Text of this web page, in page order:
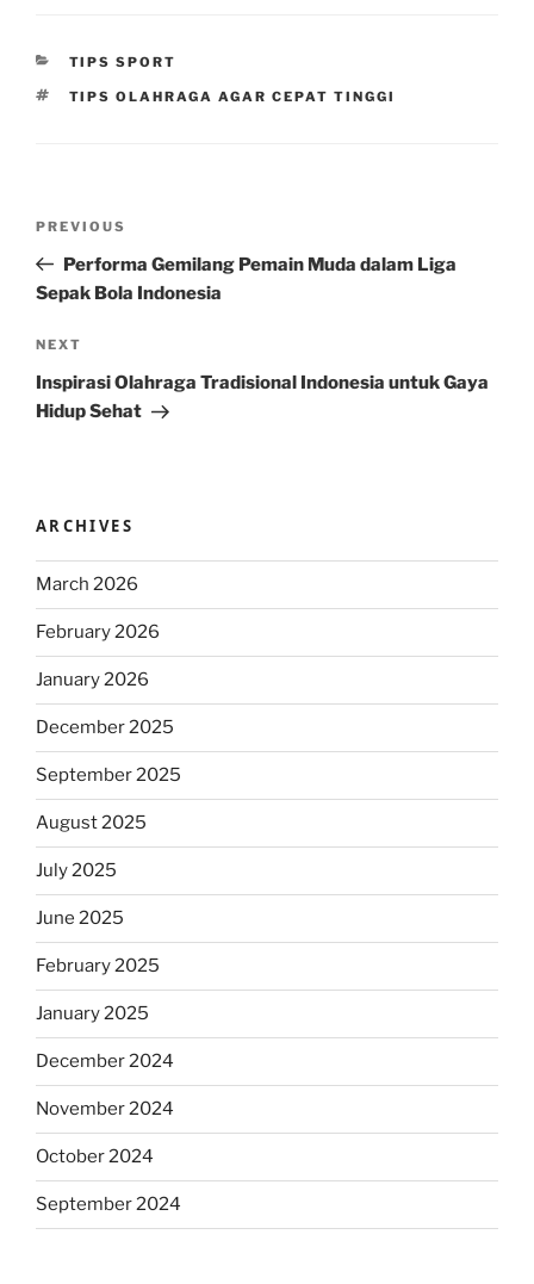
CATEGORIES
TIPS SPORT
TAGS
TIPS OLAHRAGA AGAR CEPAT TINGGI
Previous
Post
PREVIOUS
Performa Gemilang Pemain Muda dalam Liga
Sepak Bola Indonesia
Next
Post
NEXT
Inspirasi Olahraga Tradisional Indonesia untuk Gaya
Hidup Sehat
ARCHIVES
March 2026
February 2026
January 2026
December 2025
September 2025
August 2025
July 2025
June 2025
February 2025
January 2025
December 2024
November 2024
October 2024
September 2024